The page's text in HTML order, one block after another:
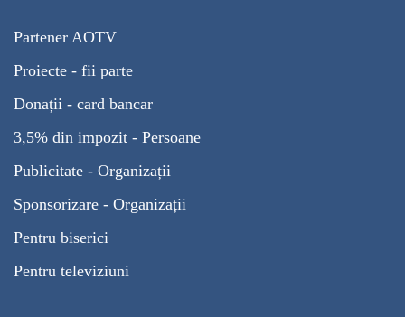
Partener AOTV
Proiecte - fii parte
Donații - card bancar
3,5% din impozit - Persoane
Publicitate - Organizații
Sponsorizare - Organizații
Pentru biserici
Pentru televiziuni